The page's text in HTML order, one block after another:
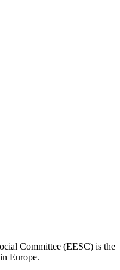
Committee (EESC) is the
Europe.